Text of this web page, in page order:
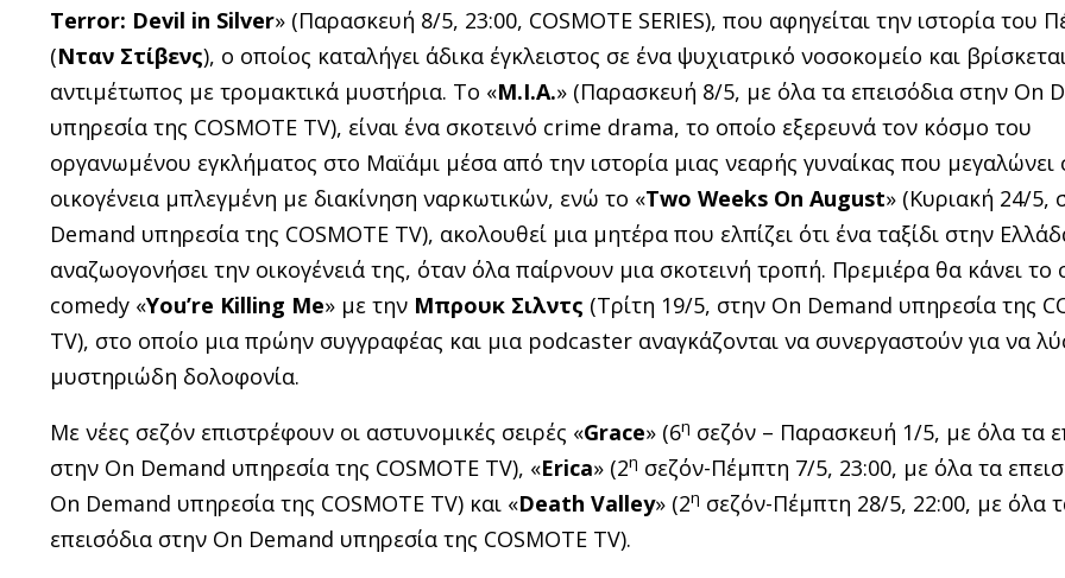
Terror: Devil in Silver» (Παρασκευή 8/5, 23:00, COSMOTE SERIES), που αφηγείται την ιστορία του
(Νταν Στίβενς), ο οποίος καταλήγει άδικα έγκλειστος σε ένα ψυχιατρικό νοσοκομείο και
αντιμέτωπος με τρομακτικά μυστήρια. Το «M.I.A.» (Παρασκευή 8/5, με όλα τα επεισόδια στην On
υπηρεσία της COSMOTE TV), είναι ένα σκοτεινό crime drama, το οποίο εξερευνά τον κόσμο του
οργανωμένου εγκλήματος στο Μαϊάμι μέσα από την ιστορία μιας νεαρής γυναίκας που μεγαλώνει
οικογένεια μπλεγμένη με διακίνηση ναρκωτικών, ενώ το «Two Weeks On August» (Κυριακή 24/5,
Demand υπηρεσία της COSMOTE TV), ακολουθεί μια μητέρα που ελπίζει ότι ένα ταξίδι στην
αναζωογονήσει την οικογένειά της, όταν όλα παίρνουν μια σκοτεινή τροπή. Πρεμιέρα θα κάνει το
comedy «You’re Killing Me» με την Μπρουκ Σιλντς (Τρίτη 19/5, στην On Demand υπηρεσία της
TV), στο οποίο μια πρώην συγγραφέας και μια podcaster αναγκάζονται να συνεργαστούν για να
μυστηριώδη δολοφονία.
Με νέες σεζόν επιστρέφουν οι αστυνομικές σειρές «Grace» (6η σεζόν – Παρασκευή 1/5, με όλα τα
στην On Demand υπηρεσία της COSMOTE TV), «Erica» (2η σεζόν-Πέμπτη 7/5, 23:00, με όλα τα
On Demand υπηρεσία της COSMOTE TV) και «Death Valley» (2η σεζόν-Πέμπτη 28/5, 22:00, με όλα
επεισόδια στην On Demand υπηρεσία της COSMOTE TV).